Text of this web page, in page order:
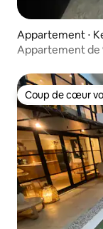
Appartement ⋅
Appartement de
Coup de cœur
Coup de cœur